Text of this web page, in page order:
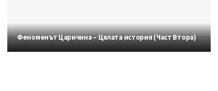
Феноменът Царичина – Цялата история (Част Втора)